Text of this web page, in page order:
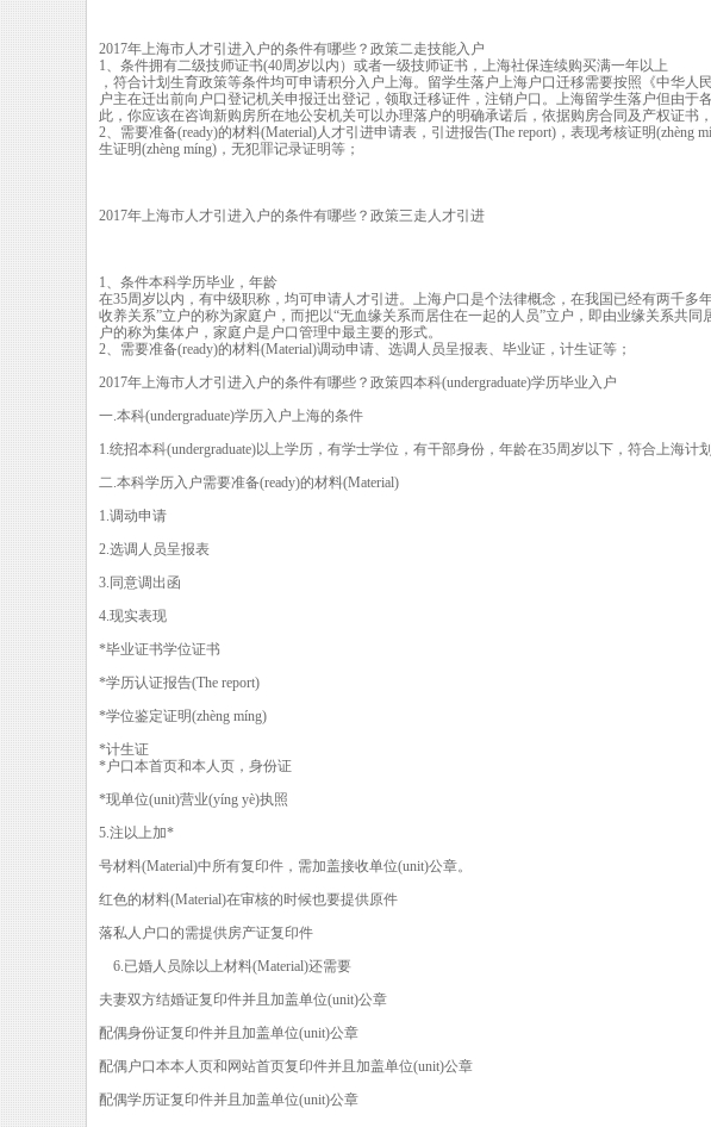
2017年上海市人才引进入户的条件有哪些？政策二走技能入户
1、条件拥有二级技师证书(40周岁以内）或者一级技师证书，上海社保连续购买满一年以上
，符合计划生育政策等条件均可申请积分入户上海。留学生落户上海户口迁移需要按照《中华
户主在迁出前向户口登记机关申报迁出登记，领取迁移证件，注销户口。上海留学生落户但由
此，你应该在咨询新购房所在地公安机关可以办理落户的明确承诺后，依据购房合同及产权证书
2、需要准备(ready)的材料(Material)人才引进申请表，引进报告(The report)，表现考核证明(zhèng
生证明(zhèng míng)，无犯罪记录证明等；
2017年上海市人才引进入户的条件有哪些？政策三走人才引进
1、条件本科学历毕业，年龄
在35周岁以内，有中级职称，均可申请人才引进。上海户口是个法律概念，在我国已经有两千
收养关系”立户的称为家庭户，而把以“无血缘关系而居住在一起的人员”立户，即由业缘关系共
户的称为集体户，家庭户是户口管理中最主要的形式。
2、需要准备(ready)的材料(Material)调动申请、选调人员呈报表、毕业证，计生证等；
2017年上海市人才引进入户的条件有哪些？政策四本科(undergraduate)学历毕业入户
一.本科(undergraduate)学历入户上海的条件
1.统招本科(undergraduate)以上学历，有学士学位，有干部身份，年龄在35周岁以下，符合上海计
二.本科学历入户需要准备(ready)的材料(Material)
1.调动申请
2.选调人员呈报表
3.同意调出函
4.现实表现
*毕业证书学位证书
*学历认证报告(The report)
*学位鉴定证明(zhèng míng)
*计生证
*户口本首页和本人页，身份证
*现单位(unit)营业(yíng yè)执照
5.注以上加*
号材料(Material)中所有复印件，需加盖接收单位(unit)公章。
红色的材料(Material)在审核的时候也要提供原件
落私人户口的需提供房产证复印件
6.已婚人员除以上材料(Material)还需要
夫妻双方结婚证复印件并且加盖单位(unit)公章
配偶身份证复印件并且加盖单位(unit)公章
配偶户口本本人页和网站首页复印件并且加盖单位(unit)公章
配偶学历证复印件并且加盖单位(unit)公章